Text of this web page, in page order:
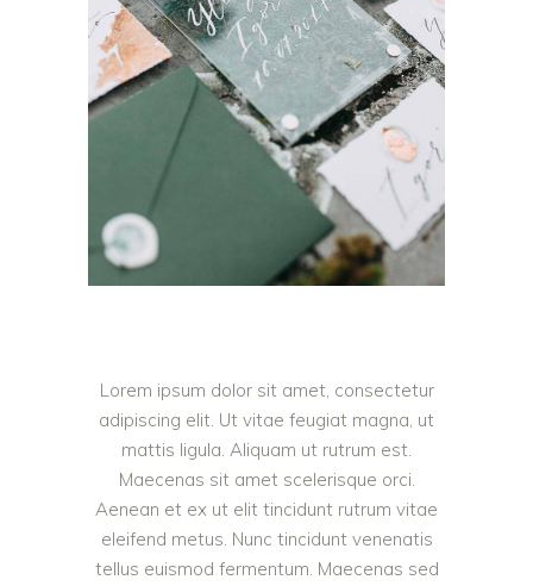
Lorem ipsum dolor sit amet, consectetur
adipiscing elit. Ut vitae feugiat magna, ut
mattis ligula. Aliquam ut rutrum est.
Maecenas sit amet scelerisque orci.
Aenean et ex ut elit tincidunt rutrum vitae
eleifend metus. Nunc tincidunt venenatis
tellus euismod fermentum. Maecenas sed